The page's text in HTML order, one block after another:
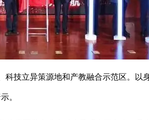
技立异策源地和产教融合示范区。
。